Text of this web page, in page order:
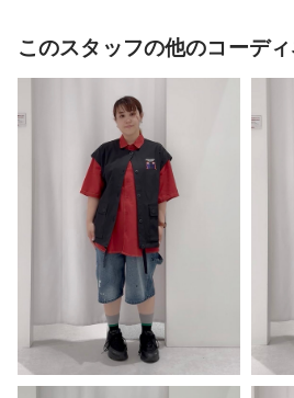
このスタッフの他のコーディ